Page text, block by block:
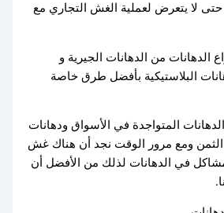
حتى لا يتعرض لعملية الغش التجاري مع
من الدهانات الجيرية و
البلاستيكية بأفضل طرق خاصة
المتواجدة في الأسواق ودهانات
الثمن ومع مرور الوقت نجد أن هناك غش
في الدهانات لذلك من الأفضل أن